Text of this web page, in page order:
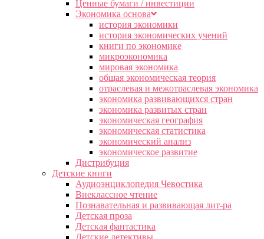
Ценные бумаги / инвестиции
Экономика основа
история экономики
история экономических учений
книги по экономике
микроэкономика
мировая экономика
общая экономическая теория
отраслевая и межотраслевая экономика
экономика развивающихся стран
экономика развитых стран
экономическая география
экономическая статистика
экономический анализ
экономическое развитие
Дистрибуция
Детские книги
Аудиоэнциклопедия Чевостика
Внеклассное чтение
Познавательная и развивающая лит-ра
Детская проза
Детская фантастика
Детские детективы